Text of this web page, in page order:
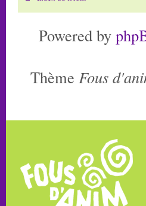
Powered by
Thème Fous